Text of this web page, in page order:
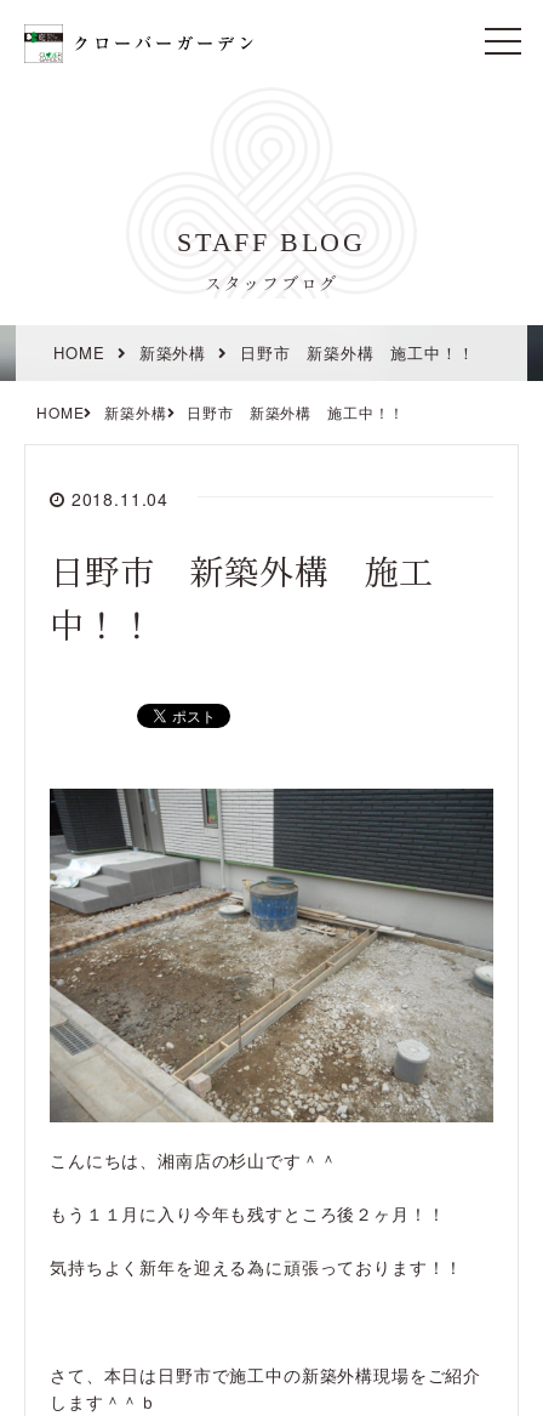
t
STAFF BLOG
スタッフブログ
HOME 新築外構 日野市 新築外構 施工中！！
HOME 新築外構 日野市 新築外構 施工中！！
2018.11.04
日野市 新築外構 施工
中！！
こんにちは、湘南店の杉山です＾＾
もう１１月に入り今年も残すところ後２ヶ月！！
気持ちよく新年を迎える為に頑張っております！！
さて、本日は日野市で施工中の新築外構現場をご紹介
します＾＾ｂ